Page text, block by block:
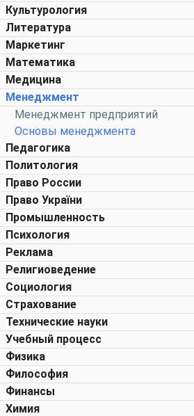
Культурология
Литература
Маркетинг
Математика
Медицина
Менеджмент
Менеджмент предприятий
Основы менеджмента
Педагогика
Политология
Право России
Право України
Промышленность
Психология
Реклама
Религиоведение
Социология
Страхование
Технические науки
Учебный процесс
Физика
Философия
Финансы
Химия